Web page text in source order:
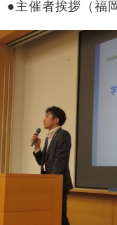
●主催者挨拶（福